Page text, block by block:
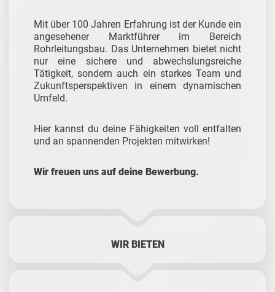
Mit über 100 Jahren Erfahrung ist der Kunde ein
angesehener Marktführer im Bereich
Rohrleitungsbau. Das Unternehmen bietet nicht
nur eine sichere und abwechslungsreiche
Tätigkeit, sondern auch ein starkes Team und
Zukunftsperspektiven in einem dynamischen
Umfeld.
Hier kannst du deine Fähigkeiten voll entfalten
und an spannenden Projekten mitwirken!
Wir freuen uns auf deine Bewerbung.
WIR BIETEN